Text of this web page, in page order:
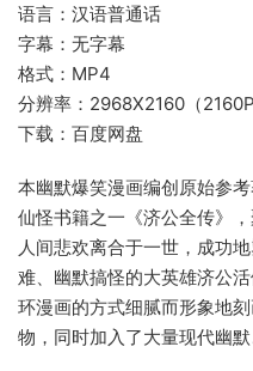
语言：汉语普通话
字幕：无字幕
格式：MP4
分辨率：2968X2160（2160P
下载：百度网盘
本幽默爆笑漫画编创原始参
仙怪书籍之一《济公全传》
人间悲欢离合于一世，成功
难、幽默搞怪的大英雄济公
环漫画的方式细腻而形象地
物，同时加入了大量现代幽默